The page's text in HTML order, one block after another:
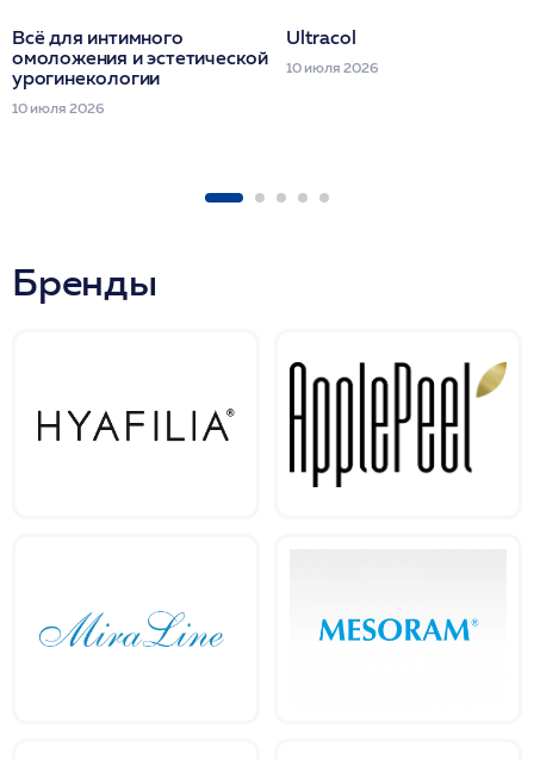
Всё для интимного
омоложения и эстетической
урогинекологии
10 июля 2026
Ultracol
10 июля 2026
Бренды